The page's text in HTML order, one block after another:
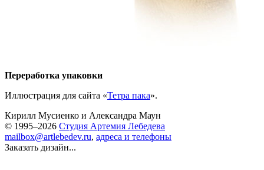
Переработка упаковки
Иллюстрация для сайта «Тетра пака».
Кирилл Мусиенко и Александра Маун
© 1995–2026 Студия Артемия Лебедева
mailbox@artlebedev.ru, адреса и телефоны
Заказать дизайн...